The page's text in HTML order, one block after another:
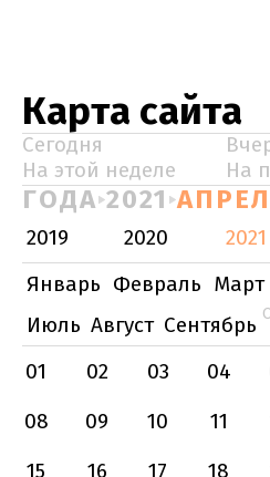
Карта сайта
Сегодня
На этой неделе
На
ГОДА 2021
2019 2020 2021
Январь Февраль Март
Июль Август Сентябрь
01
02 03 04
08
09 10 11
15
16 17 18